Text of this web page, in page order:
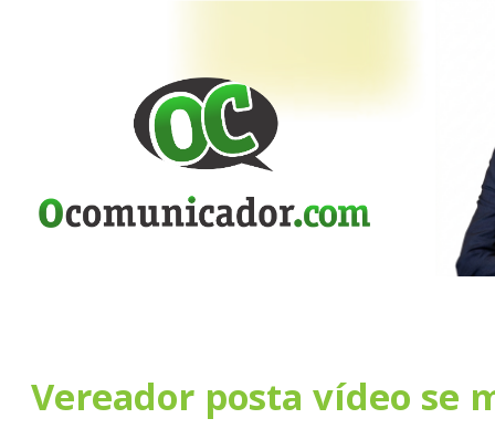
Vereador posta vídeo se